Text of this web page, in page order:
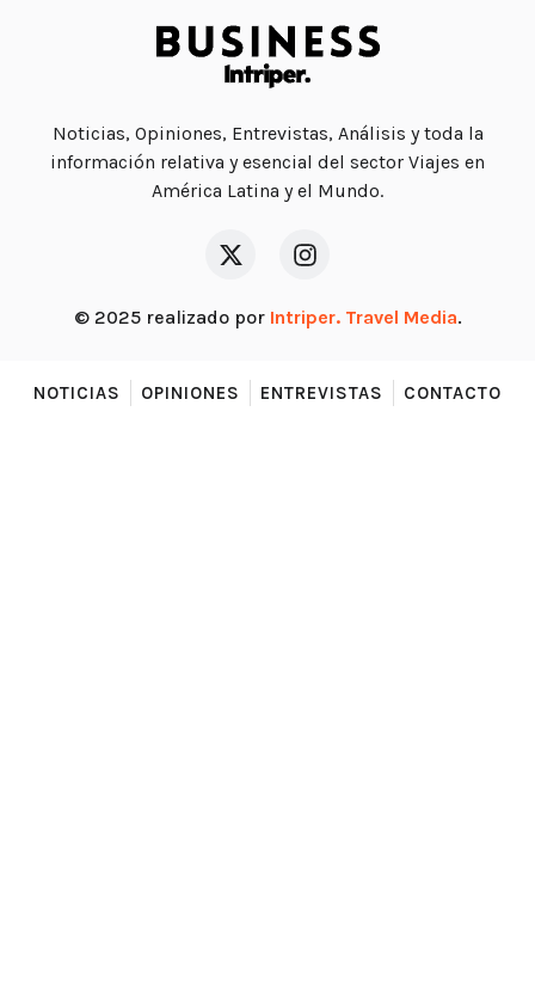
Noticias, Opiniones, Entrevistas, Análisis y toda la
información relativa y esencial del sector Viajes en
América Latina y el Mundo.
© 2025 realizado por Intriper. Travel Media.
NOTICIAS OPINIONES ENTREVISTAS CONTACTO